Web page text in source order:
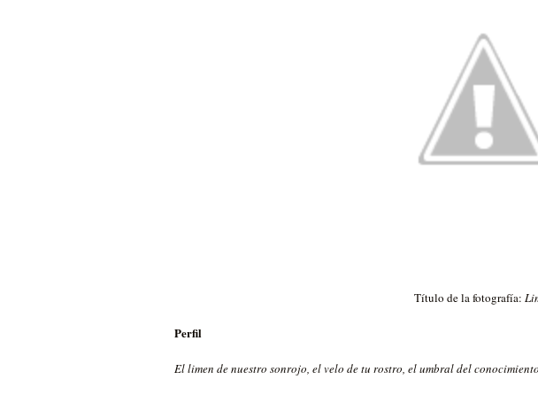
Título de la fotografía:
Perfil
El limen de nuestro sonrojo, el velo de tu rostro, el umbral del conocimiento